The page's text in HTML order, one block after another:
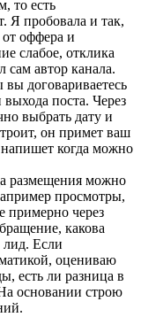
то есть
Я пробовала и так,
от оффера и
слабое, отклика
сам автор канала.
договариваетесь
поста. Через
выбрать дату и
он примет ваш
когда можно
размещения можно
просмотры,
примерно через
какова
лид. Если
оцениваю
есть ли разница в
основании строю